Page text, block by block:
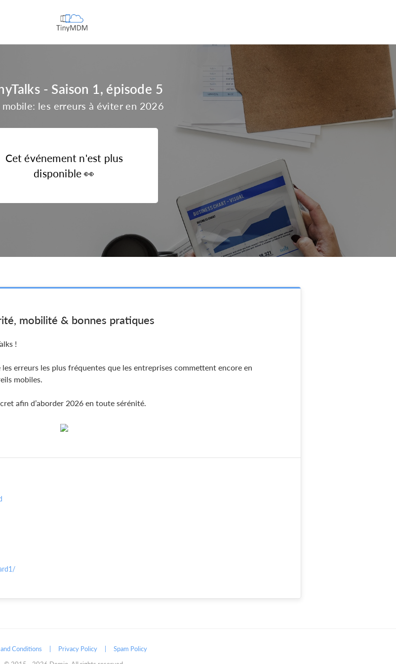
- Saison 1, épisode 5
les erreurs à éviter en 2026
Cet événement n'est plus
disponible👀
mobilité & bonnes pratiques
!
erreurs les plus fréquentes que les entreprises commettent encore en
mobiles.
afin d’aborder 2026 en toute sérénité.
Conditions | Privacy Policy |
Spam Policy